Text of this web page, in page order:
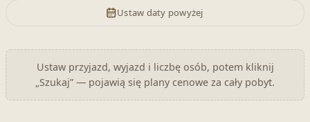
Ustaw daty powyżej
Ustaw przyjazd, wyjazd i liczbę osób, potem kliknij
„Szukaj” — pojawią się plany cenowe za cały pobyt.